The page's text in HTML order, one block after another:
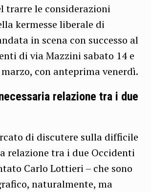
trarre le considerazioni
kermesse liberale di
in scena con successo al
di via Mazzini sabato 14 e
con anteprima venerdì.
relazione tra i due
di discutere sulla difficile
relazione tra i due Occidenti
Carlo Lottieri – che sono
naturalmente, ma